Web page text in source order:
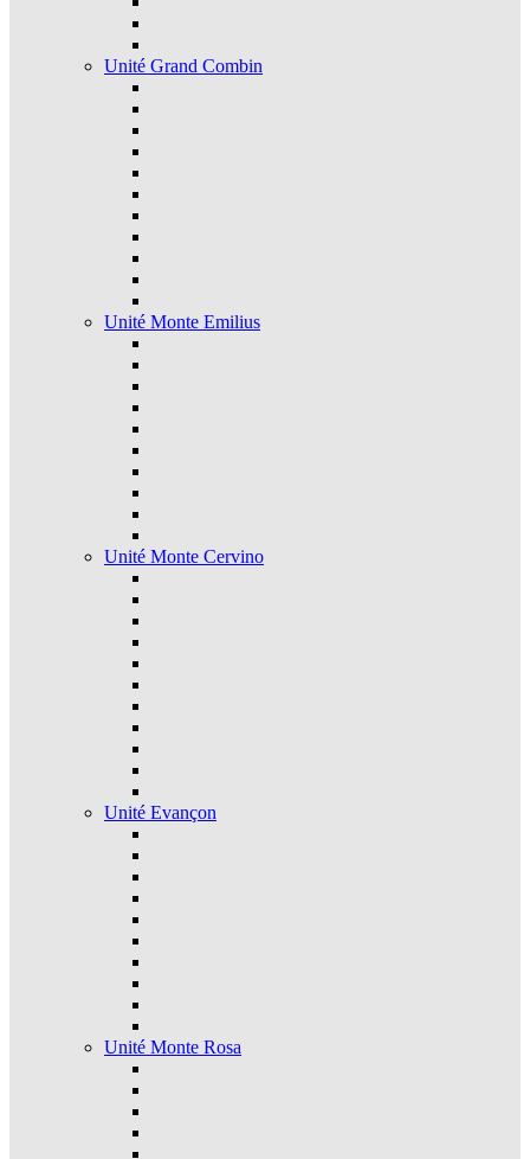
Unité Grand Combin
Unité Monte Emilius
Unité Monte Cervino
Unité Evançon
Unité Monte Rosa